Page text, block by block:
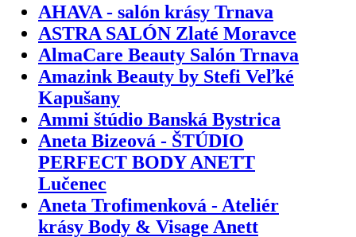
AHAVA - salón krásy Trnava
ASTRA SALÓN Zlaté Moravce
AlmaCare Beauty Salón Trnava
Amazink Beauty by Stefi Veľké
Kapušany
Ammi štúdio Banská Bystrica
Aneta Bizeová - ŠTÚDIO
PERFECT BODY ANETT
Lučenec
Aneta Trofimenková - Ateliér
krásy Body & Visage Anett